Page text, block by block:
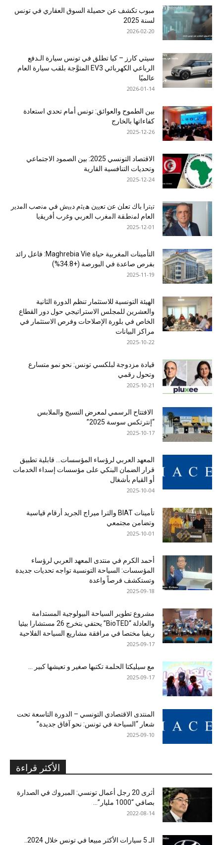
مبوب تكشف عن حصيلة السوق العقاري في تونس
لسنة 2025
2026-02-20
سيتي كارز – كيا تطلق في تونس سيارة الـدفع
الرباعي الكهربائي EV3 المتوَّجة بلقب سيارة العام
عالميًا
2026-01-14
بين الطموح والعوائق: تونس أمام تحدي استعادة
كفاءاتها بالخارج
2025-12-26
الاقتصاد التونسي 2025: بين الصمود الاجتماعي
وتحديات التنافسية القارية
2025-12-24
ﺗﯾﺗرا ﺑﺎك ﺗﻌﻠن ﻋن ﺗﻌﯾﯾن ھﯾﺛم دﺑﯾش ﻓﻲ ﻣﻧﺻب اﻟﻣدﯾر
اﻟﻌﺎم ﻟﻣﻧطﻘﺔ اﻟﻣﻐرب اﻟﻌرﺑﻲ وﻏرب أﻓرﯾﻘﯾﺎ
2025-12-01
التأمينات المغربية حياة Maghrebia Vie: فاعل رائد
بفرص صاعدة في البورصة (+34.8%)
2025-11-19
الهيئة التونسية للاستثمار تنظم الدورة الثانية
والعشرين للمجلس الاستراتيجي حول دور القطاع
الخاص في بلورة الإصلاحات وفرص الاستثمار في
مراكز البيانات
2025-10-22
قيادة مزدوجة لبلكسي تونس: نحو نمو متسارع
وتحول رقمي
2025-10-21
الافتتاح الرسمي لمعرض النسيج والملابس
“إنترتكس سوسة 2025”
2025-10-17
المعهد العربي لرؤساء المؤسسات… قابلية تطبيق
قرار الضمان البنكي على مؤسسات إسداء الخدمات
أو القيام بأشغال
2025-10-04
تأمينات BIAT والترا ميراج الجريد أرقام قياسية
وتضامن مجتمعي
2025-10-01
أحمد الكرم في منتدى المعهد العربي لرؤساء
المؤسسات: السياحة التونسية تواجه تحديات جديدة
وتستكشف فرصاً واعدة
2025-09-18
مشروع تطوير السياحة البيولوجية المستدامة
والعادلة “BioTED” يحتفي بتخرج 26 مستشارا بيئيا
ريفيا مختصا في مرافقة مشاريع السياحة الفلاحية
2025-09-17
مع سيليكتا الحلمة تكتبها صغير و تعيشها كبير …
2025-09-17
المنتدى الاقتصادي التونسي – الدورة التاسعة تحت
شعار “السياحة في تونس: نحو آفاق جديدة”
2025-09-10
الأكثر قراءة
أثرى 20 رجل أعمال تونسي: المبروك في الصدارة
بصافي “1000 مليار”...
2022-08-14
الـ 5 سيارات الأكثر مبيعا في تونس خلال 2024..